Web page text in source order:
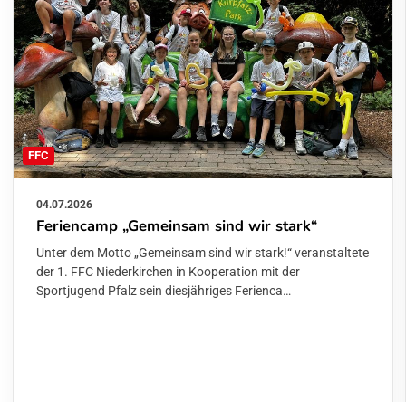
FFC
04.07.2026
Feriencamp „Gemeinsam sind wir stark“
Unter dem Motto „Gemeinsam sind wir stark!“ veranstaltete
der 1. FFC Niederkirchen in Kooperation mit der
Sportjugend Pfalz sein diesjähriges Ferienca…